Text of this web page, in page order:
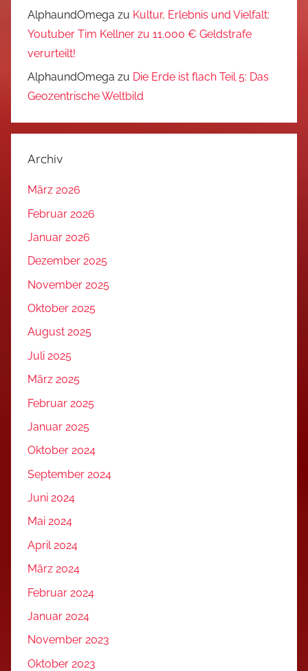
AlphaundOmega zu Kultur, Erlebnis und Vielfalt:
Youtuber Tim Kellner zu 11.000 € Geldstrafe
verurteilt!
AlphaundOmega zu Die Erde ist flach Teil 5: Das
Geozentrische Weltbild
Archiv
März 2026
Februar 2026
Januar 2026
Dezember 2025
November 2025
Oktober 2025
August 2025
Juli 2025
März 2025
Februar 2025
Januar 2025
Oktober 2024
September 2024
Juni 2024
Mai 2024
April 2024
März 2024
Februar 2024
Januar 2024
November 2023
Oktober 2023